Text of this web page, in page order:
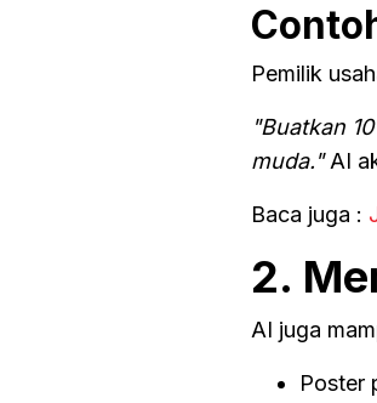
Pemilik
"Buatkan
muda."AI
Baca juga :
2.
AI juga
Poster